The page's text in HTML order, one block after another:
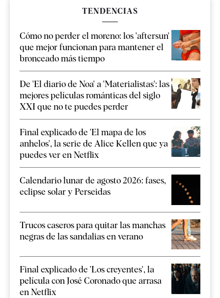
TENDENCIAS
Cómo no perder el moreno: los 'aftersun'
que mejor funcionan para mantener el
bronceado más tiempo
De 'El diario de Noa' a 'Materialistas': las
mejores películas románticas del siglo
XXI que no te puedes perder
Final explicado de 'El mapa de los
anhelos', la serie de Alice Kellen que ya
puedes ver en Netflix
Calendario lunar de agosto 2026: fases,
eclipse solar y Perseidas
Trucos caseros para quitar las manchas
negras de las sandalias en verano
Final explicado de 'Los creyentes', la
película con José Coronado que arrasa
en Netflix